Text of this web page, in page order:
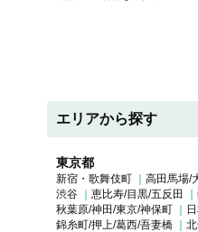
エリアから探す
東京都
新宿・歌舞伎町 高田馬場/
渋谷
恵比寿/目黒/五反田
秋葉原/神田/東京/神保町
錦糸町/押上/葛西/吾妻橋